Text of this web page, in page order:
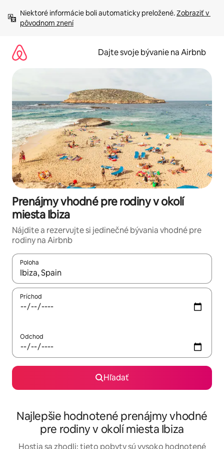
obsah.
Niektoré informácie boli automaticky preložené. Zobraziť v
pôvodnom znení
Dajte svoje bývanie na Airbnb
Prenájmy vhodné pre rodiny v okolí
miesta Ibiza
Nájdite a rezervujte si jedinečné bývania vhodné pre
rodiny na Airbnb
Poloha
Keď budú výsledky k dispozícii, môžete si ich prechádzať
Príchod
Odchod
Hľadať
Najlepšie hodnotené prenájmy vhodné
pre rodiny v okolí miesta Ibiza
Hostia sa zhodli: tieto pobyty sú vysoko hodnotené